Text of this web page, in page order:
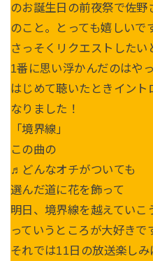
のお誕生日の前夜祭で佐野
のこと。とっても嬉しい
さっそくリクエストしたい
1番に思い浮かんだのはや
はじめて聴いたときイン
なりました！
「境界線」
この曲の
♬どんなオチがついても
選んだ道に花を飾って
明日、境界線を越えていこ
っていうところが大好き
それでは11日の放送楽し